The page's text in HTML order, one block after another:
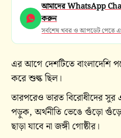
আমাদের WhatsApp
করুন
সর্বশেষ খবর ও আপডেট পেতে
এর আগে দেশটিতে বাংলাদেশি
করে শুল্ক ছিল।
তারপরেও ভারত বিরোধীদের
পড়ুক, অর্থনীতি ভেঙে গুঁড়ো গুঁড়ো
ছাড়া যাবে না জঙ্গী গোষ্ঠীর।